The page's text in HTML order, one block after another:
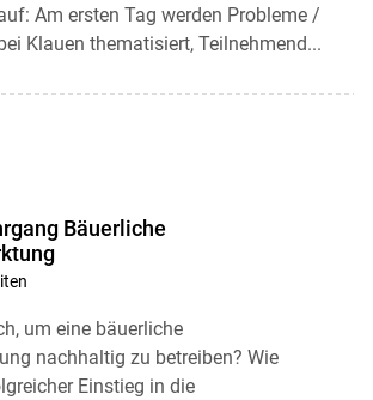
Skip to main content
Am ersten Tag werden Probleme /
Klauen thematisiert, Teilnehmend...
Bäuerliche
um eine bäuerliche
nachhaltig zu betreiben? Wie
Einstieg in die